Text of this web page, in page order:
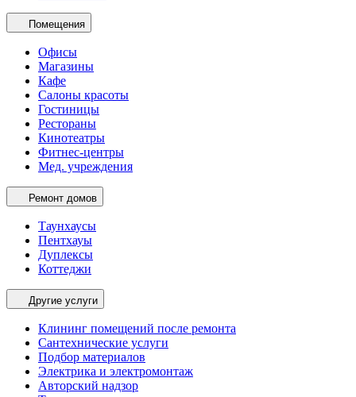
Помещения
Офисы
Магазины
Кафе
Салоны красоты
Гостиницы
Рестораны
Кинотеатры
Фитнес-центры
Мед. учреждения
Ремонт домов
Таунхаусы
Пентхауы
Дуплексы
Коттеджи
Другие услуги
Клининг помещений после ремонта
Сантехнические услуги
Подбор материалов
Электрика и электромонтаж
Авторский надзор